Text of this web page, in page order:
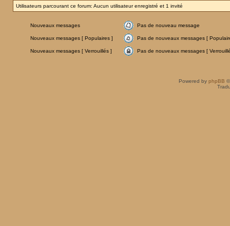
Utilisateurs parcourant ce forum: Aucun utilisateur enregistré et 1 invité
Nouveaux messages Pas de nouveau message
Nouveaux messages [ Populaires ] Pas de nouveaux messages [
Nouveaux messages [ Verrouillés ] Pas de nouveaux messages [
Powered by phpBB